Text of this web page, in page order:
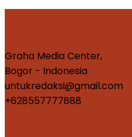
Graha Media Center,
Bogor - Indonesia
untukredaksi@gmail.com
+628557777888